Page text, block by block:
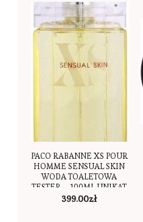
PACO RABANNE XS POUR
HOMME SENSUAL SKIN
WODA TOALETOWA
TESTER – 100ML UNIKAT
399.00zł